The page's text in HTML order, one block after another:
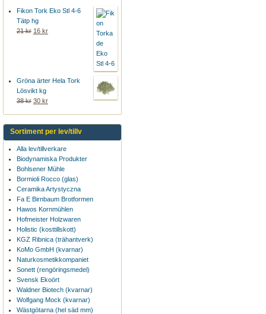
Fikon Tork Eko Stl 4-6
Tätp hg
21 kr 16 kr
Gröna ärter Hela Tork
Lösvikt kg
38 kr 30 kr
Sortiment per lev/tillv
Alla lev/tillverkare
Biodynamiska Produkter
Bohlsener Mühle
Bormioli Rocco (glas)
Ceramika Artystyczna
Fa E Birnbaum Brotformen
Hawos Kornmühlen
Hofmeister Holzwaren
Holistic (kosttillskott)
KGZ Ribnica (trähantverk)
KoMo GmbH (kvarnar)
Naturkosmetikkompaniet
Sonett (rengöringsmedel)
Svensk Ekoört
Waldner Biotech (kvarnar)
Wolfgang Mock (kvarnar)
Wästgötarna (hel säd mm)